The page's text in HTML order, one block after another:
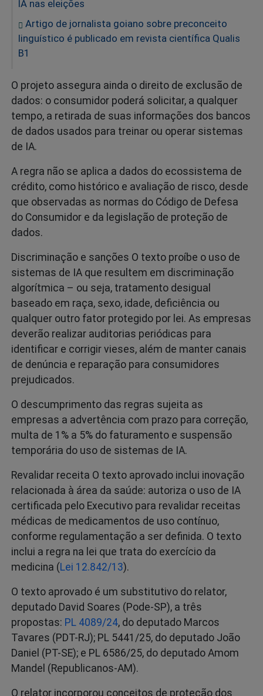
IA nas eleições
Artigo de jornalista goiano sobre preconceito
linguístico é publicado em revista científica Qualis
B1
O projeto assegura ainda o direito de exclusão de
dados: o consumidor poderá solicitar, a qualquer
tempo, a retirada de suas informações dos bancos
de dados usados para treinar ou operar sistemas
de IA.
A regra não se aplica a dados do ecossistema de
crédito, como histórico e avaliação de risco, desde
que observadas as normas do Código de Defesa
do Consumidor e da legislação de proteção de
dados.
Discriminação e sanções O texto proíbe o uso de
sistemas de IA que resultem em discriminação
algorítmica – ou seja, tratamento desigual
baseado em raça, sexo, idade, deficiência ou
qualquer outro fator protegido por lei. As empresas
deverão realizar auditorias periódicas para
identificar e corrigir vieses, além de manter canais
de denúncia e reparação para consumidores
prejudicados.
O descumprimento das regras sujeita as
empresas a advertência com prazo para correção,
multa de 1% a 5% do faturamento e suspensão
temporária do uso de sistemas de IA.
Revalidar receita O texto aprovado inclui inovação
relacionada à área da saúde: autoriza o uso de IA
certificada pelo Executivo para revalidar receitas
médicas de medicamentos de uso contínuo,
conforme regulamentação a ser definida. O texto
inclui a regra na lei que trata do exercício da
medicina (Lei 12.842/13).
O texto aprovado é um substitutivo do relator,
deputado David Soares (Pode-SP), a três
propostas: PL 4089/24, do deputado Marcos
Tavares (PDT-RJ); PL 5441/25, do deputado João
Daniel (PT-SE); e PL 6586/25, do deputado Amom
Mandel (Republicanos-AM).
O relator incorporou conceitos de proteção dos